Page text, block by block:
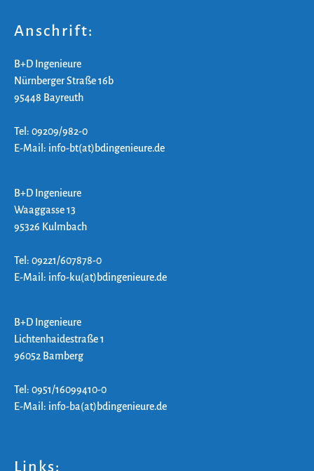
Anschrift:
B+D Ingenieure
Nürnberger Straße 16b
95448 Bayreuth
Tel: 09209/982-0
E-Mail: info-bt(at)bdingenieure.de
B+D Ingenieure
Waaggasse 13
95326 Kulmbach
Tel: 09221/607878-0
E-Mail: info-ku(at)bdingenieure.de
B+D Ingenieure
Lichtenhaidestraße 1
96052 Bamberg
Tel: 0951/16099410-0
E-Mail: info-ba(at)bdingenieure.de
Links: